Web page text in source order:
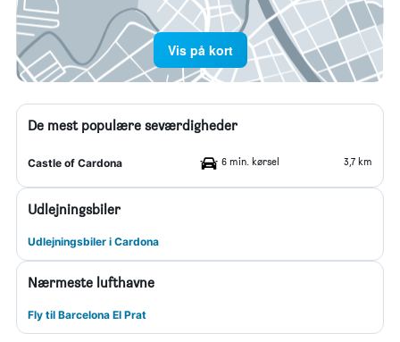
Vis på kort
De mest populære seværdigheder
Castle of Cardona 6 min. kørsel 3,7 km
Udlejningsbiler
Udlejningsbiler i Cardona
Nærmeste lufthavne
Fly til Barcelona El Prat